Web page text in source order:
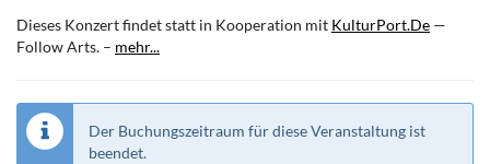
Dieses Konzert findet statt in Kooperation mit KulturPort.De —
Follow Arts. – mehr...
Der Buchungszeitraum für diese Veranstaltung ist
beendet.